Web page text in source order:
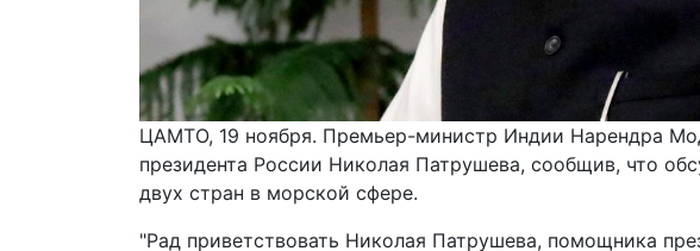
ЦАМТО, 19 ноября. Премьер-министр Индии Нарендра
президента России Николая Патрушева, сообщив, что
двух стран в морской сфере.
"Рад приветствовать Николая Патрушева, помощника